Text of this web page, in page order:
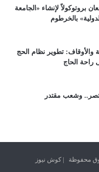
بروتوكولاً لإنشاء «الجامعة
بالخرطوم
والأوقاف: تطوير نظام الحج
راحة الحاج
وشعب مقتدر